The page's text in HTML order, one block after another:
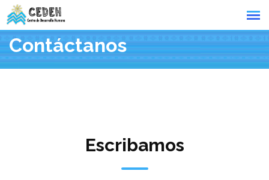
Contáctanos
Escribamos